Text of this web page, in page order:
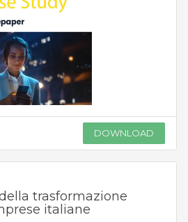
DOWNLOAD
trasformazione
italiane